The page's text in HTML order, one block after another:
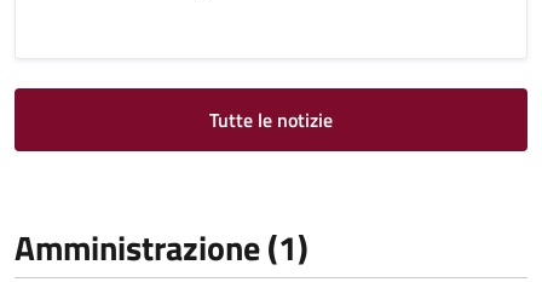
Tutte le notizie
Amministrazione (1)